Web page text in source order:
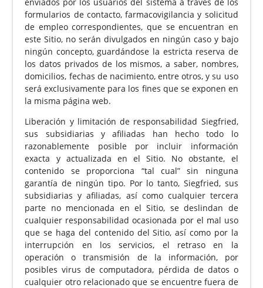
formularios de contacto, farmacovigilancia y solicitud
de empleo correspondientes, que se encuentran en
este Sitio, no serán divulgados en ningún caso y bajo
ningún concepto, guardándose la estricta reserva de
los datos privados de los mismos, a saber, nombres,
domicilios, fechas de nacimiento, entre otros, y su uso
será exclusivamente para los fines que se exponen en
la misma página web.
Liberación y limitación de responsabilidad Siegfried,
sus subsidiarias y afiliadas han hecho todo lo
razonablemente posible por incluir información
exacta y actualizada en el Sitio. No obstante, el
contenido se proporciona “tal cual” sin ninguna
garantía de ningún tipo. Por lo tanto, Siegfried, sus
subsidiarias y afiliadas, así como cualquier tercera
parte no mencionada en el Sitio, se deslindan de
cualquier responsabilidad ocasionada por el mal uso
que se haga del contenido del Sitio, así como por la
interrupción en los servicios, el retraso en la
operación o transmisión de la información, por
posibles virus de computadora, pérdida de datos o
cualquier otro relacionado que se encuentre fuera de